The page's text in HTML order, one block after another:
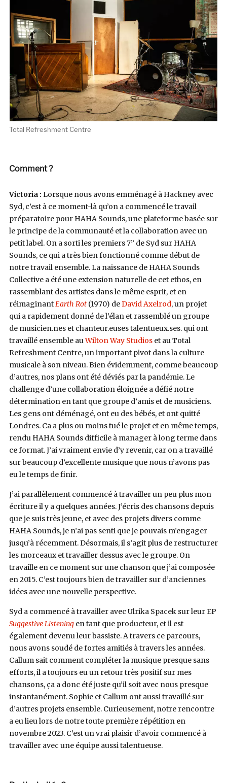
Total Refreshment Centre
Comment ?
Victoria : Lorsque nous avons emménagé à Hackney avec
Syd, c’est à ce moment-là qu’on a commencé le travail
préparatoire pour HAHA Sounds, une plateforme basée sur
le principe de la communauté et la collaboration avec un
petit label. On a sorti les premiers 7” de Syd sur HAHA
Sounds, ce qui a très bien fonctionné comme début de
notre travail ensemble. La naissance de HAHA Sounds
Collective a été une extension naturelle de cet ethos, en
rassemblant des artistes dans le même esprit, et en
réimaginantEarth Rot(1970) deDavid Axelrod, un projet
qui a rapidement donné de l’élan et rassemblé un groupe
de musicien.nes et chanteur.euses talentueux.ses. qui ont
travaillé ensemble auWilton Way Studioset au Total
Refreshment Centre, un important pivot dans la culture
musicale à son niveau. Bien évidemment, comme beaucoup
d’autres, nos plans ont été déviés par la pandémie. Le
challenge d’une collaboration éloignée a défié notre
détermination en tant que groupe d’amis et de musiciens.
Les gens ont déménagé, ont eu des bébés, et ont quitté
Londres. Ca a plus ou moins tué le projet et en même temps,
rendu HAHA Sounds difficile à manager à long terme dans
ce format. J’ai vraiment envie d’y revenir, car on a travaillé
sur beaucoup d’excellente musique que nous n’avons pas
eu le temps de finir.
J’ai parallèlement commencé à travailler un peu plus mon
écriture il y a quelques années. J’écris des chansons depuis
que je suis très jeune, et avec des projets divers comme
HAHA Sounds, je n’ai pas senti que je pouvais m’engager
jusqu’à récemment. Désormais, il s’agit plus de restructurer
les morceaux et travailler dessus avec le groupe. On
travaille en ce moment sur une chanson que j’ai composée
en 2015. C’est toujours bien de travailler sur d’anciennes
idées avec une nouvelle perspective.
Syd a commencé à travailler avec Ulrika Spacek sur leur EP
Suggestive Listening en tant que producteur, et il est
également devenu leur bassiste. A travers ce parcours,
nous avons soudé de fortes amitiés à travers les années.
Callum sait comment compléter la musique presque sans
efforts, il a toujours eu un retour très positif sur mes
chansons, ça a donc été juste qu’il soit avec nous presque
instantanément. Sophie et Callum ont aussi travaillé sur
d’autres projets ensemble. Curieusement, notre rencontre
a eu lieu lors de notre toute première répétition en
novembre 2023. C’est un vrai plaisir d’avoir commencé à
travailler avec une équipe aussi talentueuse.